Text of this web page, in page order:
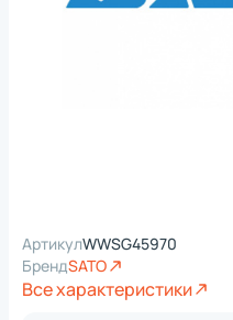
АртикулWWSG45970
БрендSATO
Все характеристики